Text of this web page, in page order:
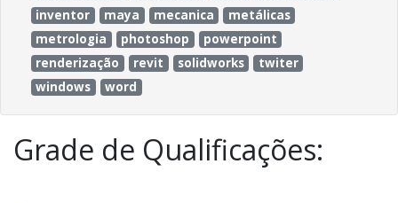
inventor
maya mecanica
metálicas
metrologia
photoshop
powerpoint
renderização
revit solidworks
twiter
windows
word
Grade de Qualificações: